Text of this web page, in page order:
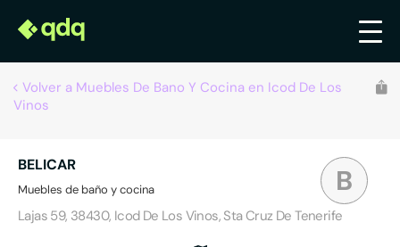
Volver a Muebles De Bano Y Cocina en Icod De Los
Vinos
B
BELICAR
Muebles de baño y cocina
Lajas 59, 38430, Icod De Los Vinos, Sta Cruz De Tenerife